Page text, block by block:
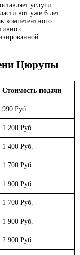
услуги
вот уже 6 лет
компетентного
с
Цюрупы
Стоимость подачи
990 Руб.
1 200 Руб.
1 400 Руб.
1 700 Руб.
1 900 Руб.
1 700 Руб.
1 900 Руб.
2 900 Руб.